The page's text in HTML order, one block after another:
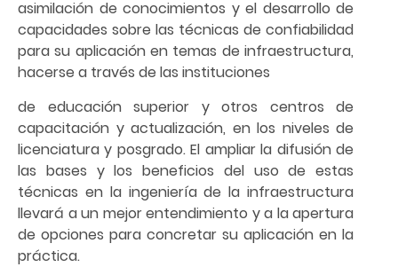
asimilación de conocimientos y el desarrollo de
capacidades sobre las técnicas de confiabilidad
para su aplicación en temas de infraestructura,
hacerse a través de las instituciones
de educación superior y otros centros de
capacitación y actualización, en los niveles de
licenciatura y posgrado. El ampliar la difusión de
las bases y los beneficios del uso de estas
técnicas en la ingeniería de la infraestructura
llevará a un mejor entendimiento y a la apertura
de opciones para concretar su aplicación en la
práctica.